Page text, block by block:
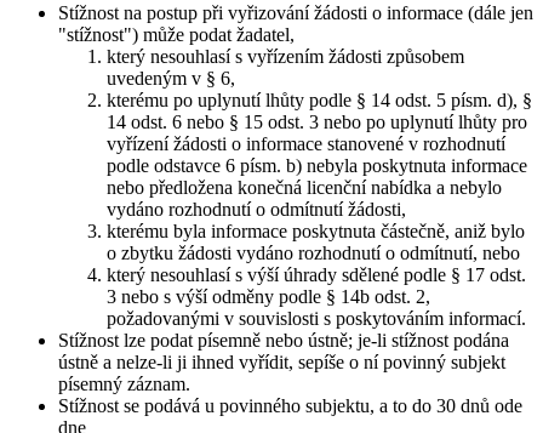
Stížnost na postup při vyřizování žádosti o informace (dále jen
"stížnost") může podat žadatel,
který nesouhlasí s vyřízením žádosti způsobem
uvedeným v § 6,
kterému po uplynutí lhůty podle § 14 odst. 5 písm. d), §
14 odst. 6 nebo § 15 odst. 3 nebo po uplynutí lhůty pro
vyřízení žádosti o informace stanovené v rozhodnutí
podle odstavce 6 písm. b) nebyla poskytnuta informace
nebo předložena konečná licenční nabídka a nebylo
vydáno rozhodnutí o odmítnutí žádosti,
kterému byla informace poskytnuta částečně, aniž bylo
o zbytku žádosti vydáno rozhodnutí o odmítnutí, nebo
který nesouhlasí s výší úhrady sdělené podle § 17 odst.
3 nebo s výší odměny podle § 14b odst. 2,
požadovanými v souvislosti s poskytováním informací.
Stížnost lze podat písemně nebo ústně; je-li stížnost podána
ústně a nelze-li ji ihned vyřídit, sepíše o ní povinný subjekt
písemný záznam.
Stížnost se podává u povinného subjektu, a to do 30 dnů ode
dne